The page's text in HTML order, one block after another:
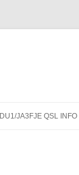
DU1/JA3FJE QSL INFO